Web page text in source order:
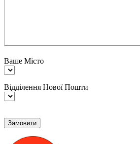
Ваше Місто
Відділення Нової Пошти